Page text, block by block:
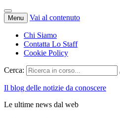
Menu Vai al contenuto
Chi Siamo
Contatta Lo Staff
Cookie Policy
Cerca:
Il blog delle notizie da conoscere
Le ultime news dal web